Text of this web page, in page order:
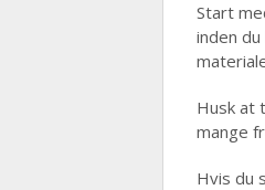
Start
inden
Husk at
mange
Hvis du